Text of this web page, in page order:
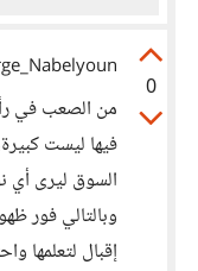
0
من الصعب في
فيها ليست
السوق ليرى أي
وبالتالي فور
إقبال لتعلمها